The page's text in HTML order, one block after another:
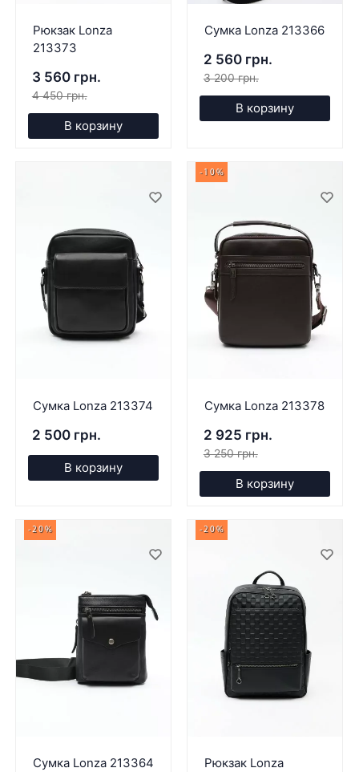
Рюкзак Lonza
213373
3 560 грн.
4 450 грн.
В корзину
Сумка Lonza 213366
2 560 грн.
3 200 грн.
В корзину
Сумка Lonza 213374
2 500 грн.
В корзину
-10%
Сумка Lonza 213378
2 925 грн.
3 250 грн.
В корзину
-20%
Сумка Lonza 213364
-20%
Рюкзак Lonza